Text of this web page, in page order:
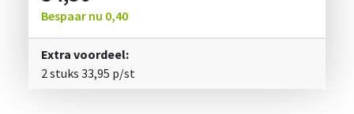
Bespaar nu 0,40
Extra voordeel:
2 stuks 33,95 p/st